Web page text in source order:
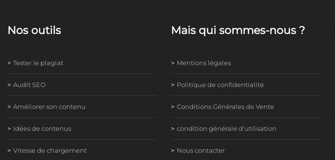
Nos outils
Tester le plagiat
Audit SEO
Améliorer son contenu
Idées de contenus
Vitesse de chargement
Mais qui sommes-nous ?
Mentions légales
Politique de confidentialité
Conditions Générales de Vente
condition générale d’utilisation
Nous contacter